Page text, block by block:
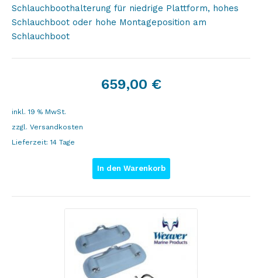
Schlauchboothalterung für niedrige Plattform, hohes
Schlauchboot oder hohe Montageposition am
Schlauchboot
659,00 €
inkl. 19 % MwSt.
zzgl. Versandkosten
Lieferzeit:14 Tage
In den Warenkorb